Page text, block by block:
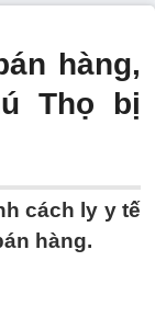
hàng,
Thọ bị
cách ly y tế
hàng.